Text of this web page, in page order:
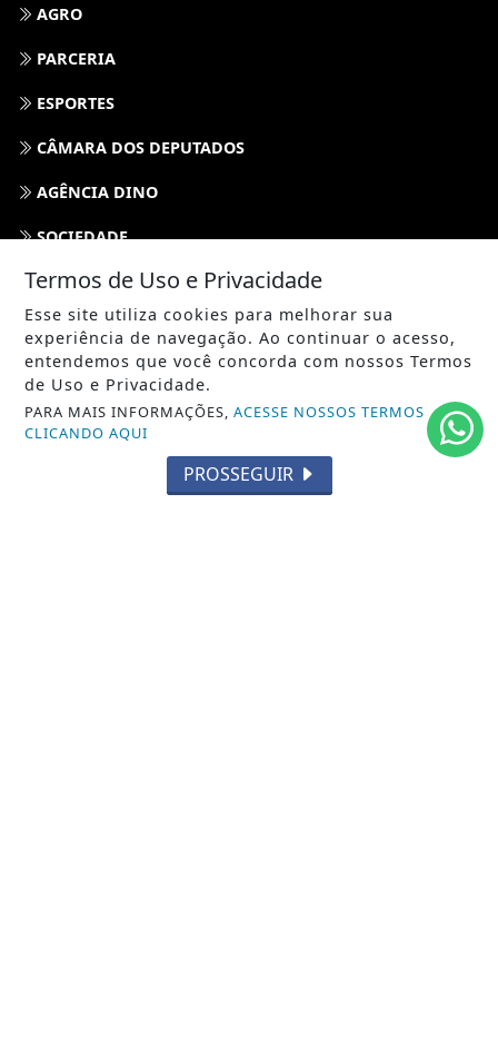
AGRO
PARCERIA
ESPORTES
CÂMARA DOS DEPUTADOS
AGÊNCIA DINO
SOCIEDADE
PREVISÃO DO TEMPO
GERAL
HORÓSCOPO
SOCIAL NEWS
Termos de Uso e Privacidade
Esse site utiliza cookies para melhorar sua
experiência de navegação. Ao continuar o acesso,
entendemos que você concorda com nossos Termos
de Uso e Privacidade.
PARA MAIS INFORMAÇÕES,ACESSE NOSSOS TERMOS
CLICANDO AQUI
PROSSEGUIR